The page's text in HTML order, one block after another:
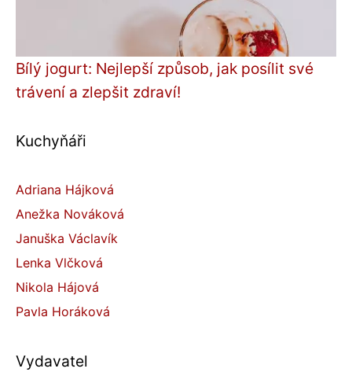
Bílý jogurt: Nejlepší způsob, jak posílit své
trávení a zlepšit zdraví!
Kuchyňáři
Adriana Hájková
Anežka Nováková
Januška Václavík
Lenka Vlčková
Nikola Hájová
Pavla Horáková
Vydavatel